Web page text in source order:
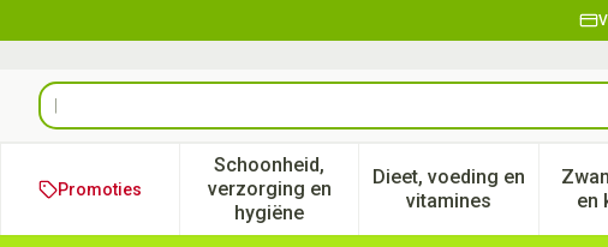
Product, merk, categorie...
Promoties
Schoonheid,
verzorging en
hygiëne
Toon submenu voor Schoonheid,
Dieet, voeding en
vitaminesToon submenuen